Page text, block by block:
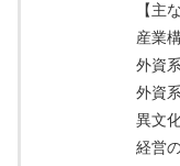
【主
産業
外資
外資
異文
経営